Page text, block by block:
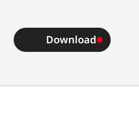
Download